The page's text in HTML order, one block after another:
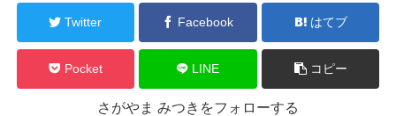
Twitter Facebook はてブ
Pocket LINE コピー
さがやま みつきをフォローする